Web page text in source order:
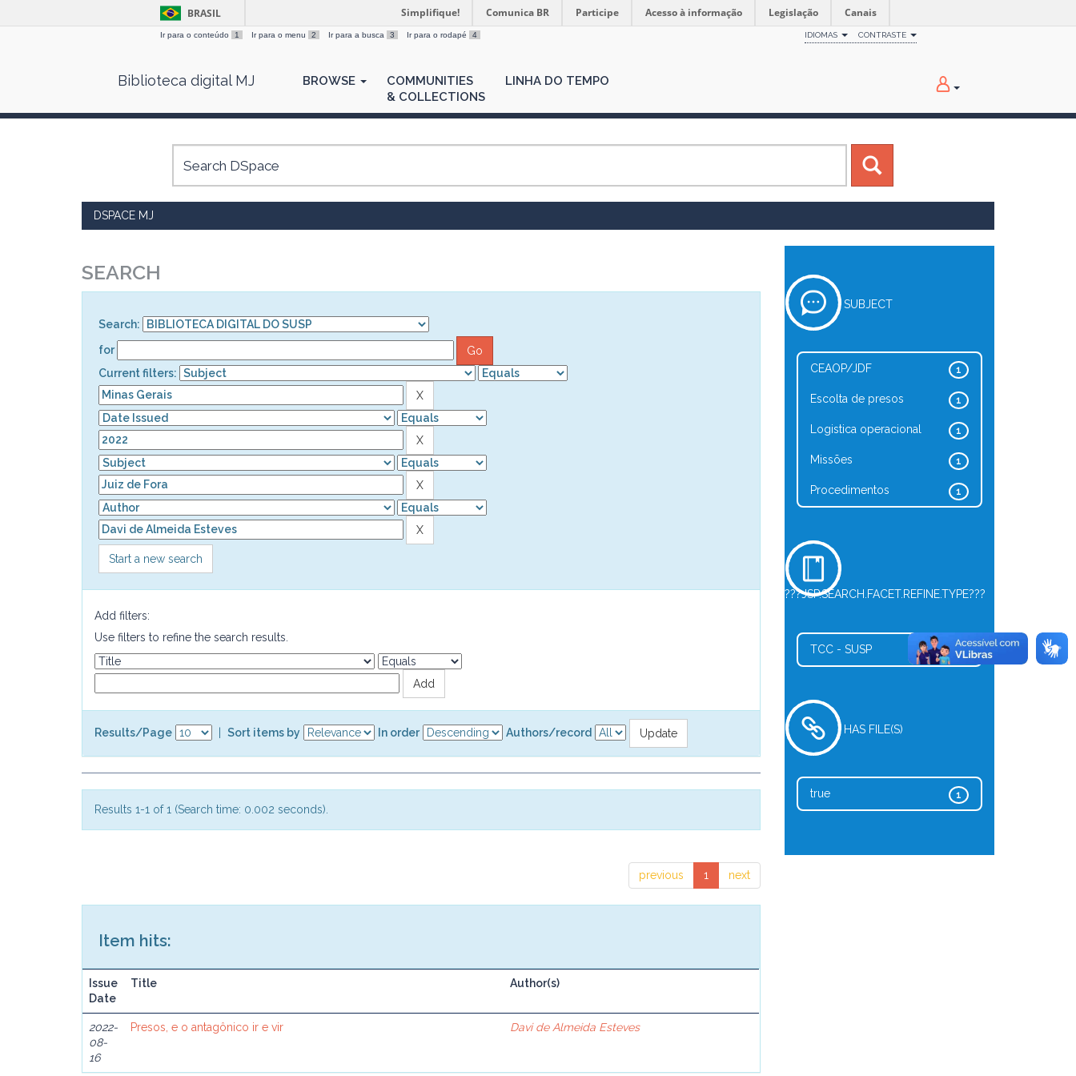
BRASIL Simplifique! Comunica BR Participe Acesso à informação Legislação Canais
Ir para o conteúdo 1 Ir para o menu 2 Ir para a busca 3 Ir para o rodapé 4 IDIOMAS CONTRASTE
Biblioteca digital MJ BROWSE
COMMUNITIES
& COLLECTIONS
LINHA DO TEMPO
DSPACE MJ
SEARCH
Search:
for
Current filters:
Start a new search
Add filters:
Use filters to refine the search results.
Results/Page Sort items by In order Authors/record
Results 1-1 of 1 (Search time: 0.002 seconds).
previous 1 next
Item hits:
Issue
Date
Title Author(s)
2022-
08-
16
Presos, e o antagônico ir e vir Davi de Almeida Esteves
SUBJECT
1
CEAOP/JDF
1
Escolta de presos
1
Logistica operacional
1
Missões
1
Procedimentos
???JSP.SEARCH.FACET.REFINE.TYPE???
1
TCC - SUSP
HAS FILE(S)
1
true